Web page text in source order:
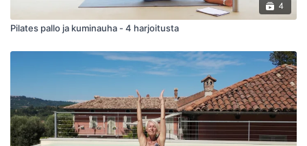
4
Pilates pallo ja kuminauha - 4 harjoitusta